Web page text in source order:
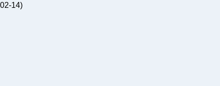
14)